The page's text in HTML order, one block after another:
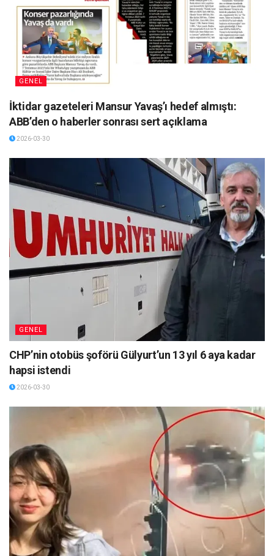
GENEL
İktidar gazeteleri Mansur Yavaş’ı hedef almıştı:
ABB’den o haberler sonrası sert açıklama
2026-03-30
GENEL
CHP’nin otobüs şoförü Gülyurt’un 13 yıl 6 aya kadar
hapsi istendi
2026-03-30